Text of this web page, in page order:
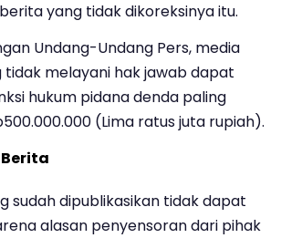
yang tidak dikoreksinya itu.
Undang-Undang Pers, media
tidak melayani hak jawab dapat
hukum pidana denda paling
(Lima ratus juta rupiah).
sudah dipublikasikan tidak dapat
alasan penyensoran dari pihak